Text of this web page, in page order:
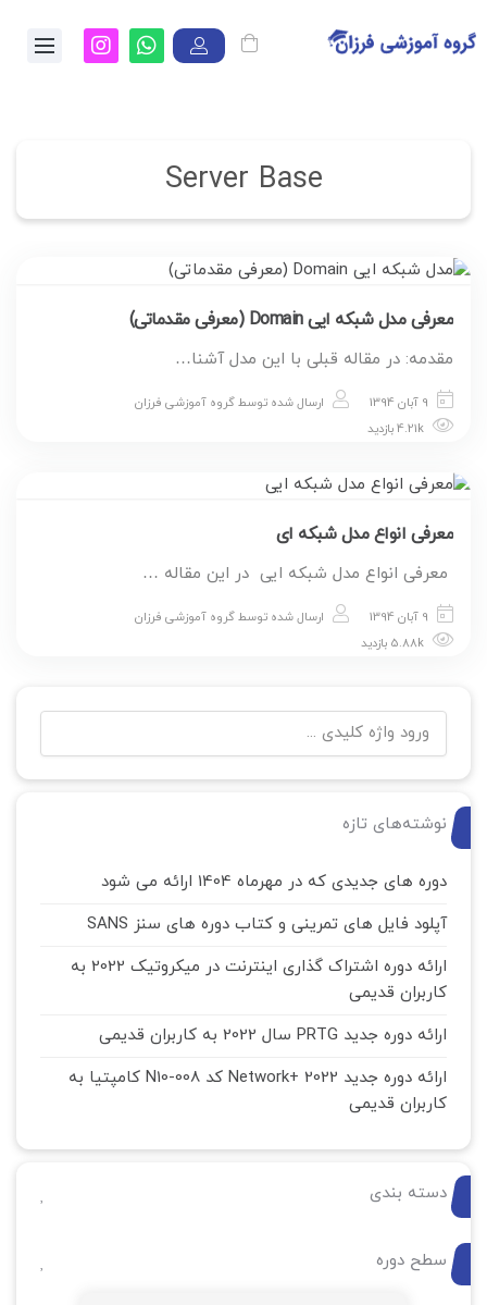
Server Base
معرفی مدل شبکه ایی Domain (معرفی مقدماتی)
مقدمه: در مقاله قبلی با این مدل آشنا…
9 آبان 1394 ارسال شده توسطگروه آموزشی فرزان
معرفی انواع مدل شبکه ای
معرفی انواع مدل شبکه ایی در این مقاله …
9 آبان 1394 ارسال شده توسطگروه آموزشی فرزان
نوشته‌های تازه
دوره های جدیدی که در مهرماه 1404 ارائه می شود
آپلود فایل های تمرینی و کتاب دوره های سنز SANS
ارائه دوره اشتراک گذاری اینترنت در میکروتیک 2022 به
کاربران قدیمی
ارائه دوره جدید PRTG سال 2022 به کاربران قدیمی
ارائه دوره جدید Network+ 2022 کد N10-008 کامپتیا به
کاربران قدیمی
دسته بندی
سطح دوره